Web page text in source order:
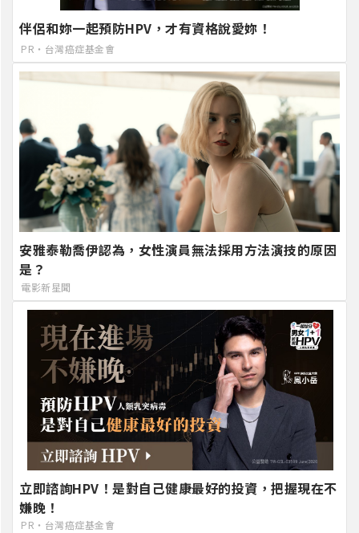
伴侶和妳一起預防HPV，才有資格說愛妳！
PR・台灣癌症基金會
安雅泰勒喬伊認為，女性演員無法採用方法演技的原因
是？
電影新星聞
立即諮詢HPV！是對自己健康最好的投資，把握現在不
嫌晚！
PR・台灣癌症基金會